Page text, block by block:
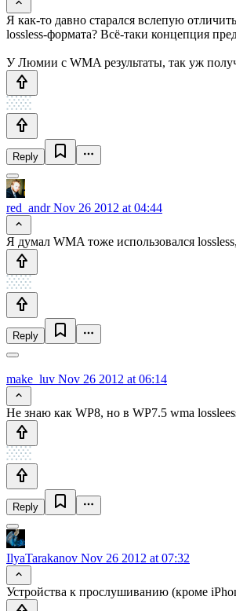
Я как-то давно старался вслепую
lossless-формата? Всё-таки концепция
У Люмии с WMA результаты, так уж
Reply
red_andrNov 26 2012 at 04:44
Я думал WMA тоже использовался
Reply
make_luv Nov 26 2012 at 06:14
Не знаю как WP8, но в WP7.5 wma
Reply
IlyaTarakanov Nov 26 2012 at 07:32
Устройства к прослушиванию (кроме